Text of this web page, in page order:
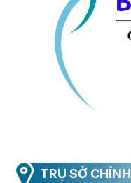
TRỤ SỞ CHÍNH